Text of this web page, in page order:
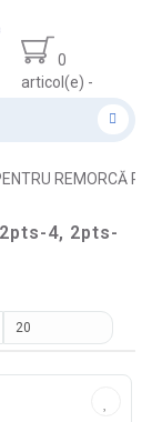
0
articol(e) -
REMORCĂ
4, 2pts-